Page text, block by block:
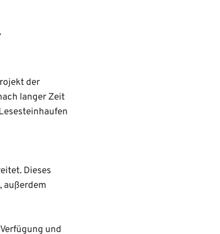
der
langer Zeit
Dieses
außerdem
und